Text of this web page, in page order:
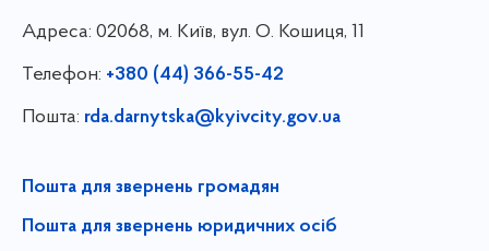
Адреса: 02068, м. Київ, вул. О. Кошиця, 11
Телефон: +380 (44) 366-55-42
Пошта: rda.darnytska@kyivcity.gov.ua
Пошта для звернень громадян
Пошта для звернень юридичних осіб